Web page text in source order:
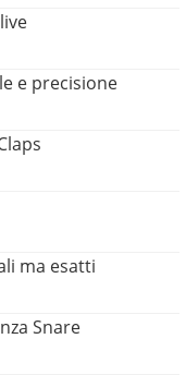
e precisione
ma esatti
Snare